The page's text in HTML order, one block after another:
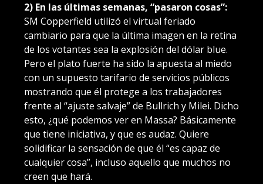
2) En las últimas semanas, “pasaron cosas”:
SM Copperfield utilizó el virtual feriado
cambiario para que la última imagen en la retina
de los votantes sea la explosión del dólar blue.
Pero el plato fuerte ha sido la apuesta al miedo
con un supuesto tarifario de servicios públicos
mostrando que él protege a los trabajadores
frente al “ajuste salvaje” de Bullrich y Milei. Dicho
esto, ¿qué podemos ver en Massa? Básicamente
que tiene iniciativa, y que es audaz. Quiere
solidificar la sensación de que él “es capaz de
cualquier cosa”, incluso aquello que muchos no
creen que hará.